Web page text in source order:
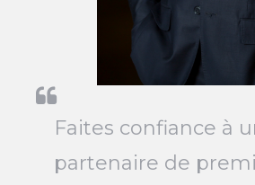
Faites confiance à
partenaire de